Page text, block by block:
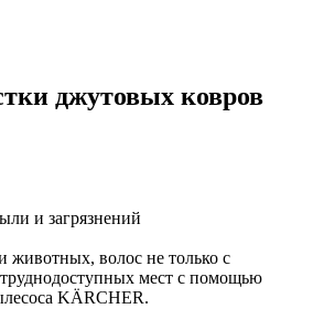
джутовых ковров
и загрязнений
животных, волос не только с
мест с помощью
KÄRCHER.